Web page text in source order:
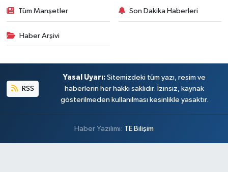
Tüm Manşetler Son Dakika Haberleri
Haber Arşivi
RSS
Yasal Uyarı: Sitemizdeki tüm yazı, resim ve
haberlerin her hakkı saklıdır. İzinsiz, kaynak
gösterilmeden kullanılması kesinlikle yasaktır.
Haber Yazılımı: TE Bilişim